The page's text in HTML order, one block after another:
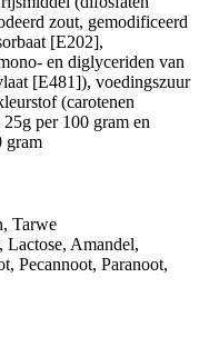
zout, gemodificeerd
[E202],
en diglyceriden van
[E481]), voedingszuur
(carotenen
per 100 gram en
gram
Tarwe
Lactose, Amandel,
Pecannoot, Paranoot,